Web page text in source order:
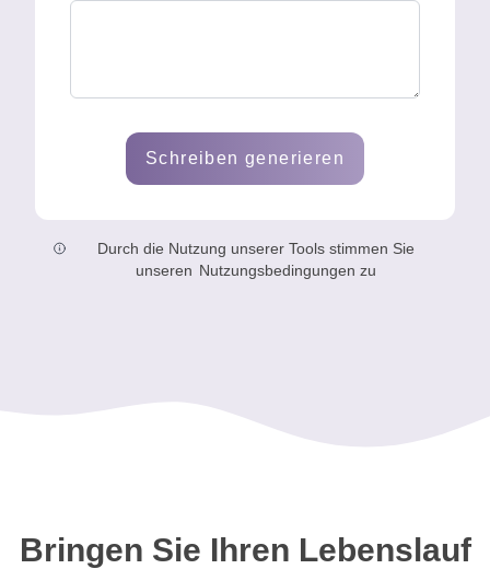
Schreiben generieren
Durch die Nutzung unserer Tools stimmen Sie
unseren Nutzungsbedingungen zu
Bringen Sie Ihren Lebenslauf